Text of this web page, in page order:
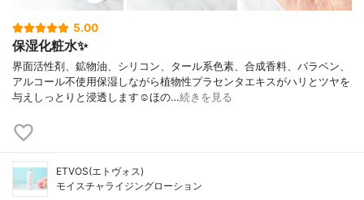
5.00
保湿化粧水✨
界面活性剤、鉱物油、シリコン、タール系色素、合成香料、パラベン、
アルコール不使用保湿しながら植物性プラセンタエキスがハリとツヤを
与えしっとりと浸透します☺︎ほの…続きを見る
ETVOS(エトヴォス)
モイスチャライジングローション